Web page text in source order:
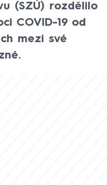
(SZÚ) rozdělilo
COVID-19 od
mezi své